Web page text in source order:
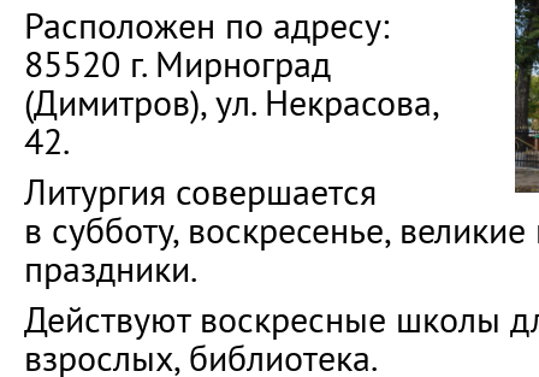
Расположен по адресу:
85520 г. Мирноград
(Димитров), ул. Некрасова,
42.
Литургия совершается
в субботу, воскресенье,
праздники.
Действуют воскресные школы
взрослых, библиотека.